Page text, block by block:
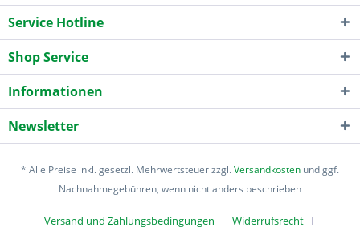
Service Hotline
Shop Service
Informationen
Newsletter
* Alle Preise inkl. gesetzl. Mehrwertsteuer zzgl.Versandkosten und ggf.
Nachnahmegebühren, wenn nicht anders beschrieben
Versand und Zahlungsbedingungen Widerrufsrecht